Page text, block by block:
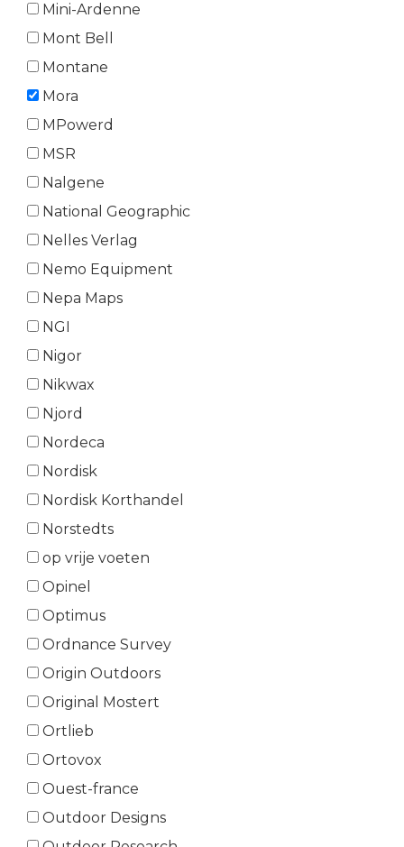
Mini-Ardenne
Mont Bell
Montane
Mora
MPowerd
MSR
Nalgene
National Geographic
Nelles Verlag
Nemo Equipment
Nepa Maps
NGI
Nigor
Nikwax
Njord
Nordeca
Nordisk
Nordisk Korthandel
Norstedts
op vrije voeten
Opinel
Optimus
Ordnance Survey
Origin Outdoors
Original Mostert
Ortlieb
Ortovox
Ouest-france
Outdoor Designs